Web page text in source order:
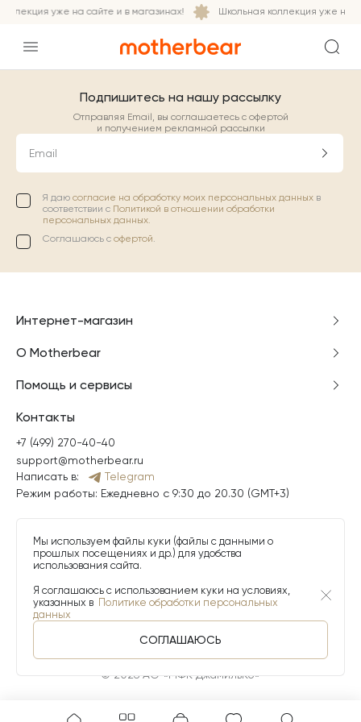
уже на сайте и в магазинах! Школьная коллекция уже на
Подпишитесь на нашу рассылку
Отправляя Email, вы соглашаетесь с офертой
и получением рекламной рассылки
Email
Я даю согласие на обработку моих персональных данных в
соответствии с Политикой в отношении обработки
персональных данных.
Соглашаюсь с офертой.
Интернет-магазин
О Motherbear
Помощь и сервисы
Контакты
+7 (499) 270-40-40
support@motherbear.ru
Написать в:
Telegram
Режим работы: Ежедневно с 9:30 до 20.30 (GMT+3)
© 2026 АО «МФК ДжамильКо»
Мы используем файлы куки (файлы с данными о
прошлых посещениях и др.) для удобства
использования сайта.
Я соглашаюсь с использованием куки на условиях,
указанных в Политике обработки персональных
данных
СОГЛАШАЮСЬ